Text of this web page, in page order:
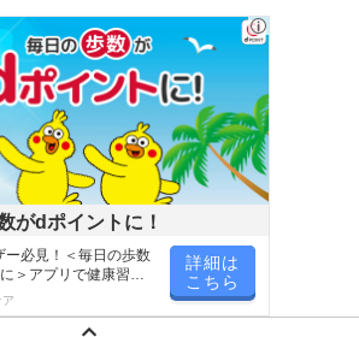
の原料原産地表示制度]の経過措置期間の終
記載の原産国・原材料の表記が旧表記の場
いた上でお申込みください。なお、本理由
ンセル・返品交換は対応いたしかねます。
料金合算払い、クレジットカード払い、dポ
ます。
品の同梱、お届けの日時指定はいたしかね
がdポイントに！
ー必見！＜毎日の歩数
＞アプリで健康習慣
詳細は
こちら